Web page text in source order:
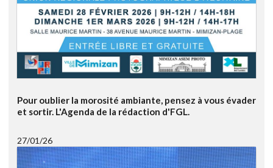
Pour oublier la morosité ambiante, pensez à vous évader
et sortir. L'Agenda de la rédaction d'FGL.
27/01/26